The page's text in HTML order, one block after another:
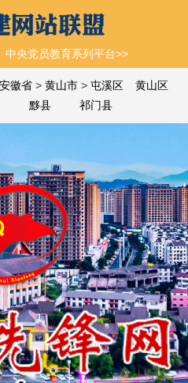
中央党员教育系列平台>>
安徽省 > 黄山市 > 屯溪区
黄山区
黟县 祁门县